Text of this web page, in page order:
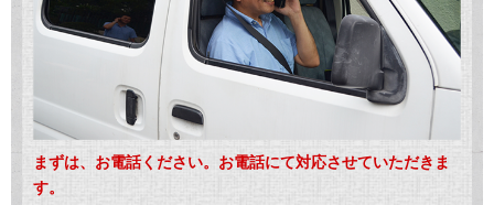
まずは、お電話ください。お電話にて対応させていただきま
す。